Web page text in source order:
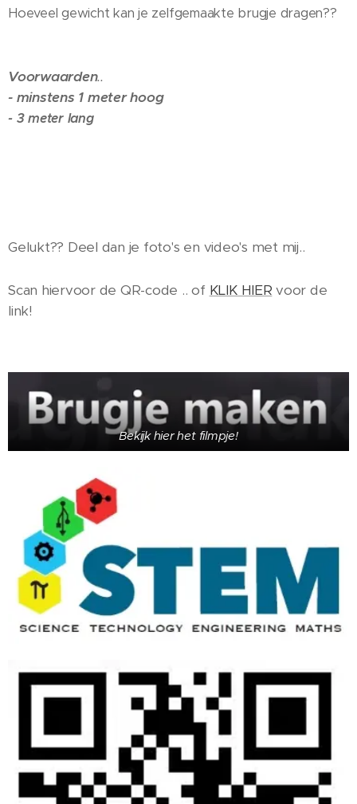
Hoeveel gewicht kan je zelfgemaakte brugje dragen??
Voorwaarden..
- minstens 1 meter hoog
- 3 meter lang
Gelukt?? Deel dan je foto's en video's met mij..
Scan hiervoor de QR-code .. of KLIK HIER voor de
link!
Bekijk hier het filmpje!